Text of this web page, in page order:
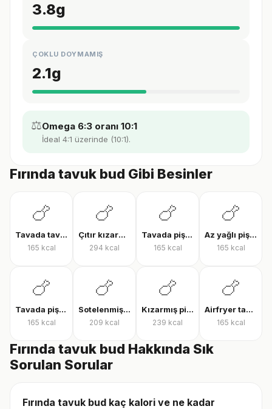
3.8g
ÇOKLU DOYMAMIŞ
2.1g
⚖️Omega 6:3 oranı 10:1
İdeal 4:1 üzerinde (10:1).
Fırında tavuk bud Gibi Besinler
🍗
Tavada tavuk göğsü
165 kcal
🍗
Çıtır kızarmış tavuk
294 kcal
🍗
Tavada pişmiş tavuk bonfile
165 kcal
🍗
Az yağlı pişmiş tavuk göğsü
165 kcal
🍗
Tavada pişmiş tavuk göğsü
165 kcal
🍗
Sotelenmiş tavuk
209 kcal
🍗
Kızarmış piliç
239 kcal
🍗
Airfryer tavuk bonfile
165 kcal
Fırında tavuk bud Hakkında Sık
Sorulan Sorular
Fırında tavuk bud kaç kalori ve ne kadar